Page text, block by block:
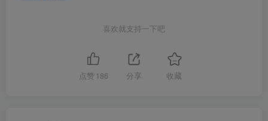
喜欢就支持一下吧
点赞 186 分享 收藏